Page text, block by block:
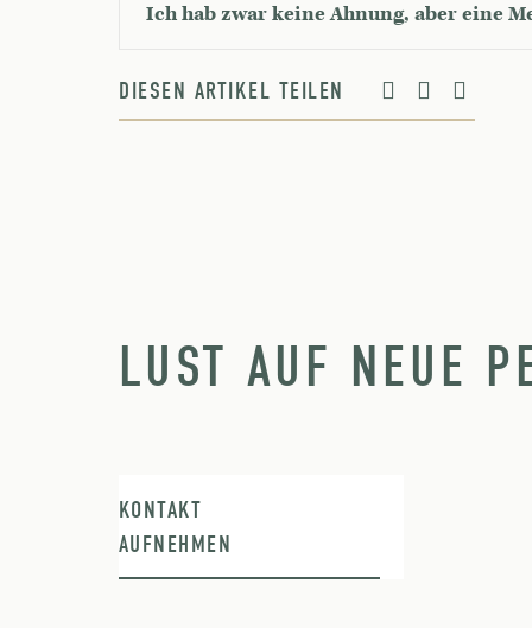
Ich hab zwar keine Ahnung, aber eine
DIESEN ARTIKEL TEILEN
LUST AUF NEUE
KONTAKT
AUFNEHMEN